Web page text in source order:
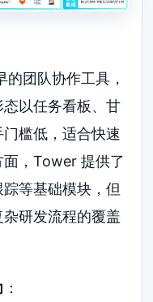
团队协作工具，
以任务看板、甘
槛低，适合快速
，Tower 提供了
等基础模块，但
研发流程的覆盖
：